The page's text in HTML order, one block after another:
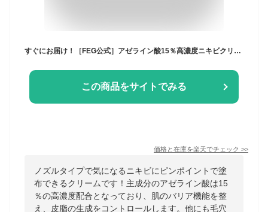
すぐにお届け！［FEG公式］アゼライン酸15％高濃度ニキビクリーム 化粧水 美容液 毛穴ケア ニキビ跡 黒ずみ対策 【クリアスキンクリームA】
この商品をサイトでみる
価格と在庫を楽天でチェック >>
ノズルタイプで気になるニキビにピンポイントで塗
布できるクリームです！主成分のアゼライン酸は15
％の高濃度配合となっており、肌のバリア機能を整
え、皮脂の生成をコントロールします。他にも毛穴